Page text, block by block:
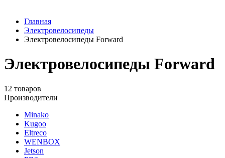
Главная
Электровелосипеды
Электровелосипеды Forward
Электровелосипеды Forward
12 товаров
Производители
Minako
Kugoo
Eltreco
WENBOX
Jetson